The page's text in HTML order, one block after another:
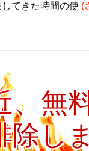
てきた時間の使 (
、無
し